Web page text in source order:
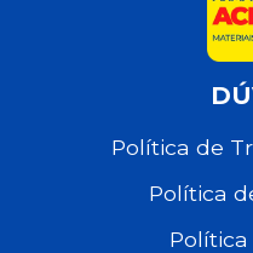
Política de
Política